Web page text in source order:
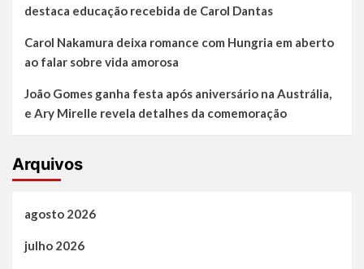
destaca educação recebida de Carol Dantas
Carol Nakamura deixa romance com Hungria em aberto
ao falar sobre vida amorosa
João Gomes ganha festa após aniversário na Austrália,
e Ary Mirelle revela detalhes da comemoração
Arquivos
agosto 2026
julho 2026